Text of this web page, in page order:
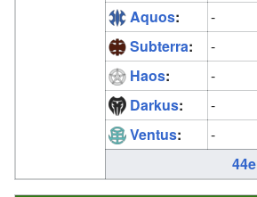
Aquos:
-
Subterra:
-
Haos:
-
Darkus:
-
Ventus:
-
44e